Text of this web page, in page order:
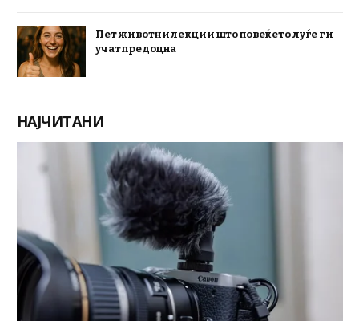
Пет животни лекции што повеќето луѓе ги
учат предоцна
НАЈЧИТАНИ